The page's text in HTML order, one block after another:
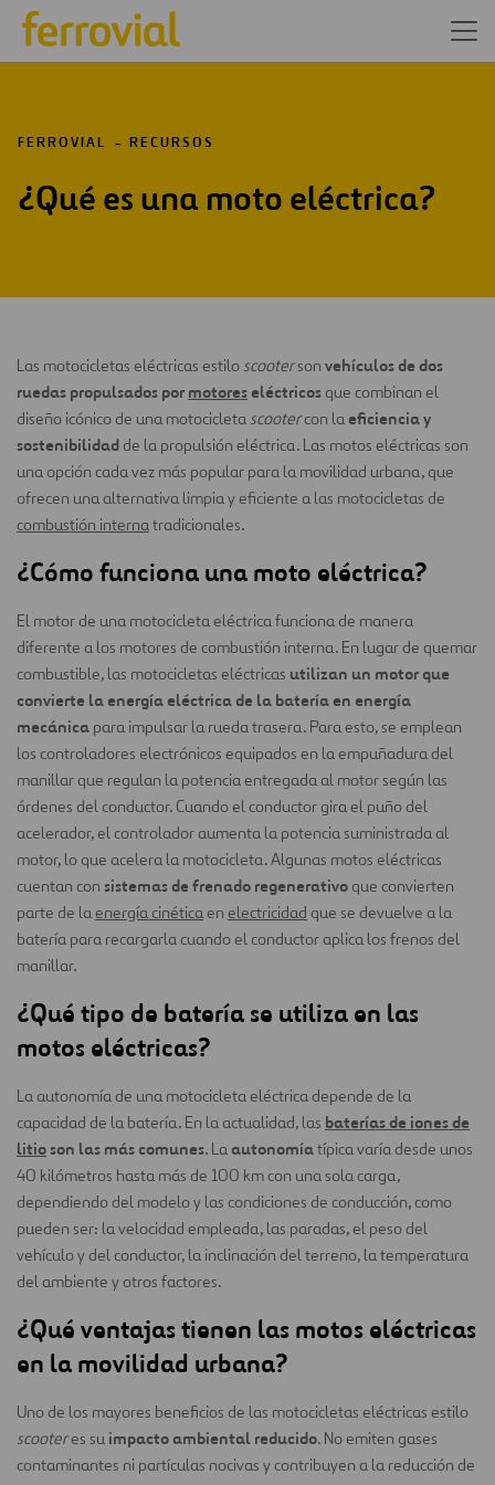
FERROVIAL RECURSOS
¿Qué es una moto eléctrica?
Las motocicletas eléctricas estilo scooterson vehículos de dos
ruedas propulsados pormotoreseléctricosque combinan el
diseño icónico de una motocicleta scootercon la eficiencia y
sostenibilidadde la propulsión eléctrica. Las motos eléctricas son
una opción cada vez más popular para la movilidad urbana, que
ofrecen una alternativa limpia y eficiente a las motocicletas de
combustión internatradicionales.
¿Cómo funciona una moto eléctrica?
El motor de una motocicleta eléctrica funciona de manera
diferente a los motores de combustión interna. En lugar de quemar
combustible, las motocicletas eléctricas utilizan un motor que
convierte la energía eléctrica de la batería en energía
mecánica para impulsar la rueda trasera. Para esto, se emplean
los controladores electrónicos equipados en la empuñadura del
manillar que regulan la potencia entregada al motor según las
órdenes del conductor. Cuando el conductor gira el puño del
acelerador, el controlador aumenta la potencia suministrada al
motor, lo que acelera la motocicleta. Algunas motos eléctricas
cuentan con sistemas de frenado regenerativoque convierten
parte de la energía cinética en electricidad que se devuelve a la
batería para recargarla cuando el conductor aplica los frenos del
manillar.
¿Qué tipo de batería se utiliza en las
motos eléctricas?
La autonomía de una motocicleta eléctrica depende de la
capacidad de la batería. En la actualidad, las baterías de iones de
litioson las más comunes. La autonomíatípica varía desde unos
40 kilómetros hasta más de 100 km con una sola carga,
dependiendo del modelo y las condiciones de conducción, como
pueden ser: la velocidad empleada, las paradas, el peso del
vehículo y del conductor, la inclinación del terreno, la temperatura
del ambiente y otros factores.
¿Qué ventajas tienen las motos eléctricas
en la movilidad urbana?
Uno de los mayores beneficios de las motocicletas eléctricas estilo
scooteres su impacto ambiental reducido. No emiten gases
contaminantes ni partículas nocivas y contribuyen a la reducción de